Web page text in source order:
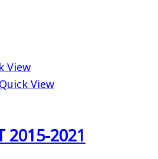
View
Quick View
2015-2021